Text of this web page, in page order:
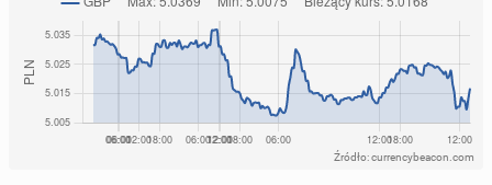
Źródło: currencybeacon.com